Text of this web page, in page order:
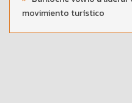
movimiento turístico